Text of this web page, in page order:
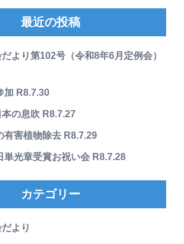
最近の投稿
より第102号（令和8年6月定例会）
加 R8.7.30
の息吹 R8.7.27
有害植物除去 R8.7.29
単光章受賞お祝い会 R8.7.28
カテゴリー
より